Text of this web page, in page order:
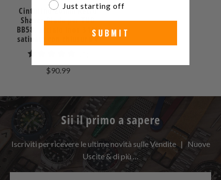
Cinturino 20mm Retro
Shaver Blade per TUD
BB58, acciaio inox 316L
satinato con chiusura V
recensioni
$90.99
Sii il primo a sapere
Iscriviti per ricevere le ultime novità sulle Vendite | Nuove
Uscite & di più …
Just starting off
SUBMIT